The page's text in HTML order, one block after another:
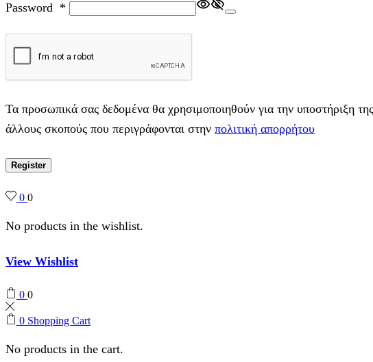
Password *
Τα προσωπικά σας δεδομένα θα χρησιμοποιηθούν για την υποστήριξη
άλλους σκοπούς που περιγράφονται στην πολιτική απορρήτου
Register
0 0
No products in the wishlist.
View Wishlist
0 0
0 Shopping Cart
No products in the cart.